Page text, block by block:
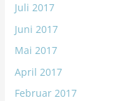
Juli 2017
Juni 2017
Mai 2017
April 2017
Februar 2017